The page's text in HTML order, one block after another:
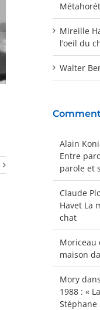
Mireille
l’oeil du
Walter
Alain
Entre
parole et
Claude
Havet La
chat
Moriceau
maison
Mory dans
1988 : «
Stéphane